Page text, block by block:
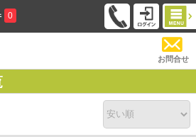
0
お問合せ